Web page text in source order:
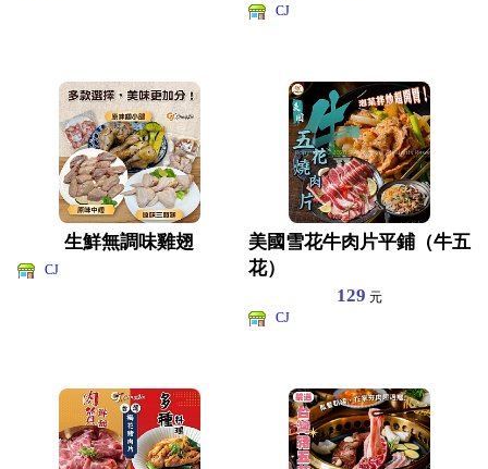
CJ
生鮮無調味雞翅
CJ
美國雪花牛肉片平鋪（牛五
花）
129 元
CJ